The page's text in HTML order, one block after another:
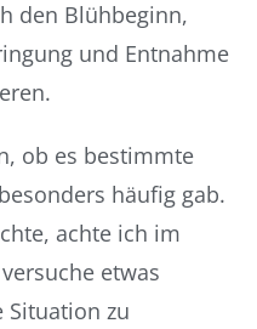
den Blühbeginn,
und Entnahme
ob es bestimmte
häufig gab.
achte ich im
etwas
Situation zu